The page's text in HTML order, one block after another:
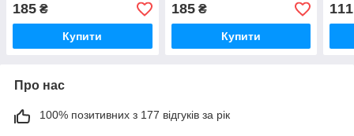
185 ₴
Купити
185₴
Купити
111
Про нас
100% позитивних з 177 відгуків за рік